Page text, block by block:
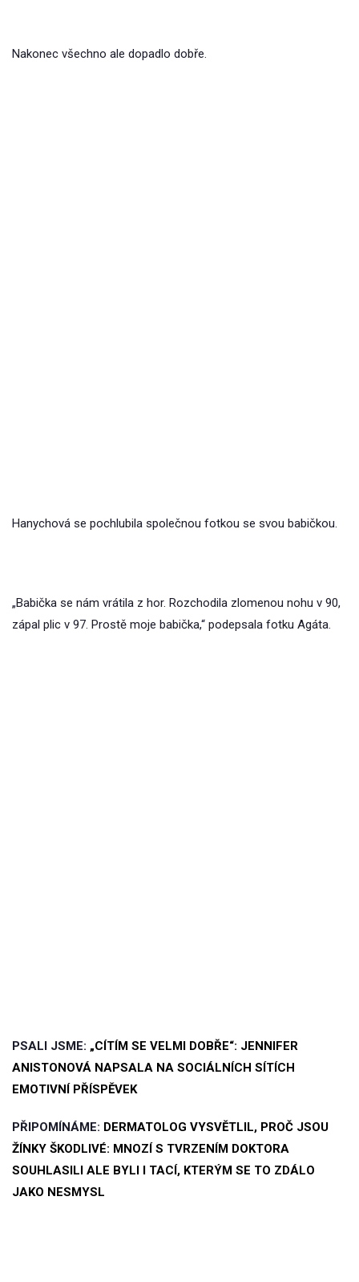
Nakonec všechno ale dopadlo dobře.
Hanychová se pochlubila společnou fotkou se svou babičkou.
„Babička se nám vrátila z hor. Rozchodila zlomenou nohu v 90,
zápal plic v 97. Prostě moje babička,“ podepsala fotku Agáta.
PSALI JSME: „СÍTÍM SE VELMI DOBŘE“: JENNIFER
ANISTONOVÁ NAPSALA NA SOCIÁLNÍCH SÍTÍCH
EMOTIVNÍ PŘÍSPĚVEK
PŘIPOMÍNÁME: DERMATOLOG VYSVĚTLIL, PROČ JSOU
ŽÍNKY ŠKODLIVÉ: MNOZÍ S TVRZENÍM DOKTORA
SOUHLASILI ALE BYLI I TACÍ, KTERÝM SE TO ZDÁLO
JAKO NESMYSL